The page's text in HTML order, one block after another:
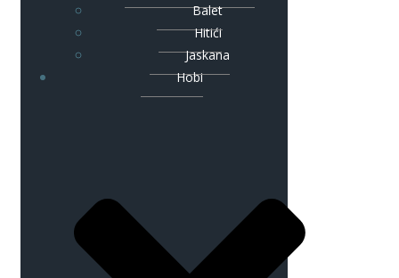
Balet
Hitići
Jaskana
Hobi